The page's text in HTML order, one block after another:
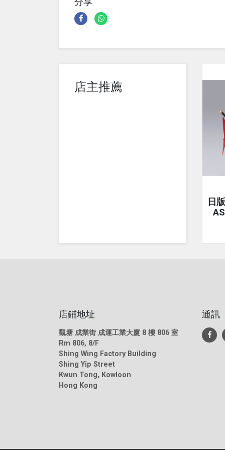
店主推薦
日
店鋪地址
觀塘 成業街 成運工業大廈 8 樓 806 室
Rm 806, 8/F
Shing Wing Factory Building
Shing Yip Street
Kwun Tong, Kowloon
Hong Kong
通訊